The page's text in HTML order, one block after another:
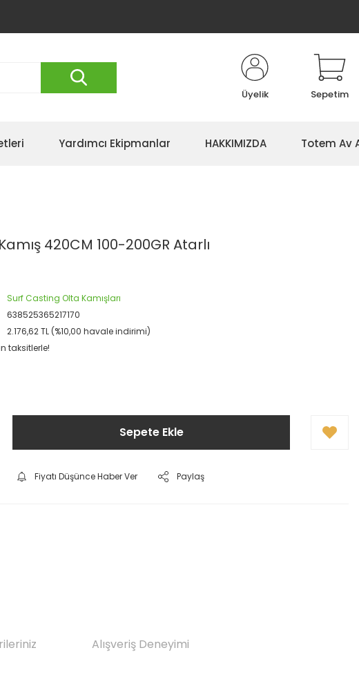
Üyelik Sepetim
Yardımcı Ekipmanlar HAKKIMIZDA Totem Av
420CM 100-200GR Atarlı
Surf Casting Olta Kamışları
638525365217170
2.176,62 TL (%10,00 havale indirimi)
taksitlerle!
Sepete Ekle
Fiyatı Düşünce Haber Ver Paylaş
Alışveriş Deneyimi